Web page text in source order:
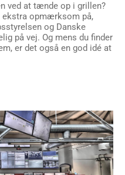
ved at tænde op i grillen?
ekstra opmærksom på,
og Danske
på vej. Og mens du finder
er det også en god idé at